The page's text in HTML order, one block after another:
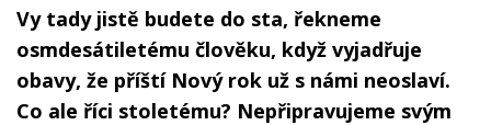
Vy tady jistě budete do sta, řekneme
osmdesátiletému člověku, když vyjadřuje
obavy, že příští Nový rok už s námi neoslaví.
Co ale říci stoletému? Nepřipravujeme svým